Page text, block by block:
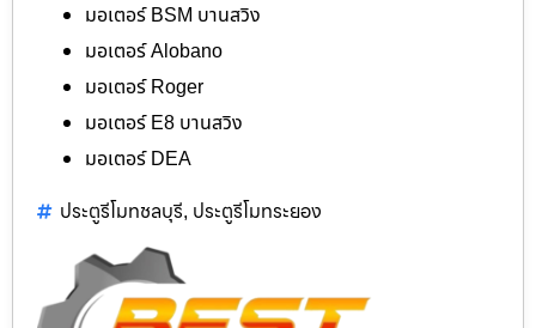
มอเตอร์ BSM บานสวิง
มอเตอร์ Alobano
มอเตอร์ Roger
มอเตอร์ E8 บานสวิง
มอเตอร์ DEA
ประตูรีโมทชลบุรี, ประตูรีโมทระยอง